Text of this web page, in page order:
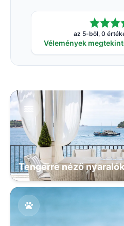
az 5-ből, 0
Vélemények
Tengerre néző